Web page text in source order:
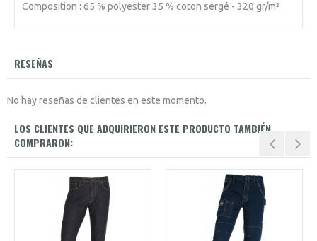
Composition : 65 % polyester 35 % coton sergé - 320 gr/m²
RESEÑAS
No hay reseñas de clientes en este momento.
LOS CLIENTES QUE ADQUIRIERON ESTE PRODUCTO TAMBIÉN
COMPRARON: